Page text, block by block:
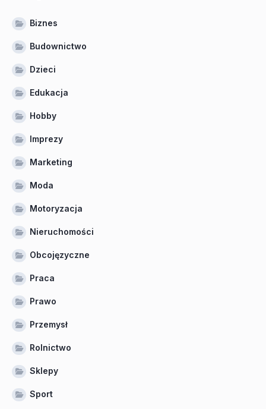
Biznes
Budownictwo
Dzieci
Edukacja
Hobby
Imprezy
Marketing
Moda
Motoryzacja
Nieruchomości
Obcojęzyczne
Praca
Prawo
Przemysł
Rolnictwo
Sklepy
Sport